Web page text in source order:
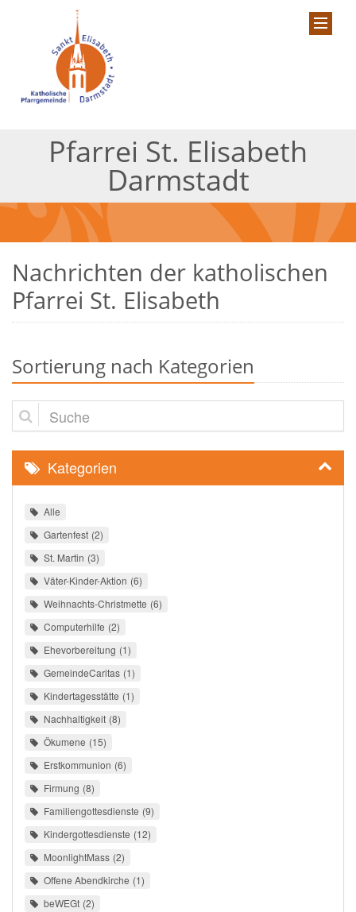
Pfarrei St. Elisabeth
Darmstadt
Nachrichten der katholischen
Pfarrei St. Elisabeth
Sortierung nach Kategorien
Suche
Kategorien
Alle
Gartenfest 2
St. Martin 3
Väter-Kinder-Aktion 6
Weihnachts-Christmette 6
Computerhilfe 2
Ehevorbereitung 1
GemeindeCaritas 1
Kindertagesstätte 1
Nachhaltigkeit 8
Ökumene 15
Erstkommunion 6
Firmung 8
Familiengottesdienste 9
Kindergottesdienste 12
MoonlightMass 2
Offene Abendkirche 1
beWEGt 2